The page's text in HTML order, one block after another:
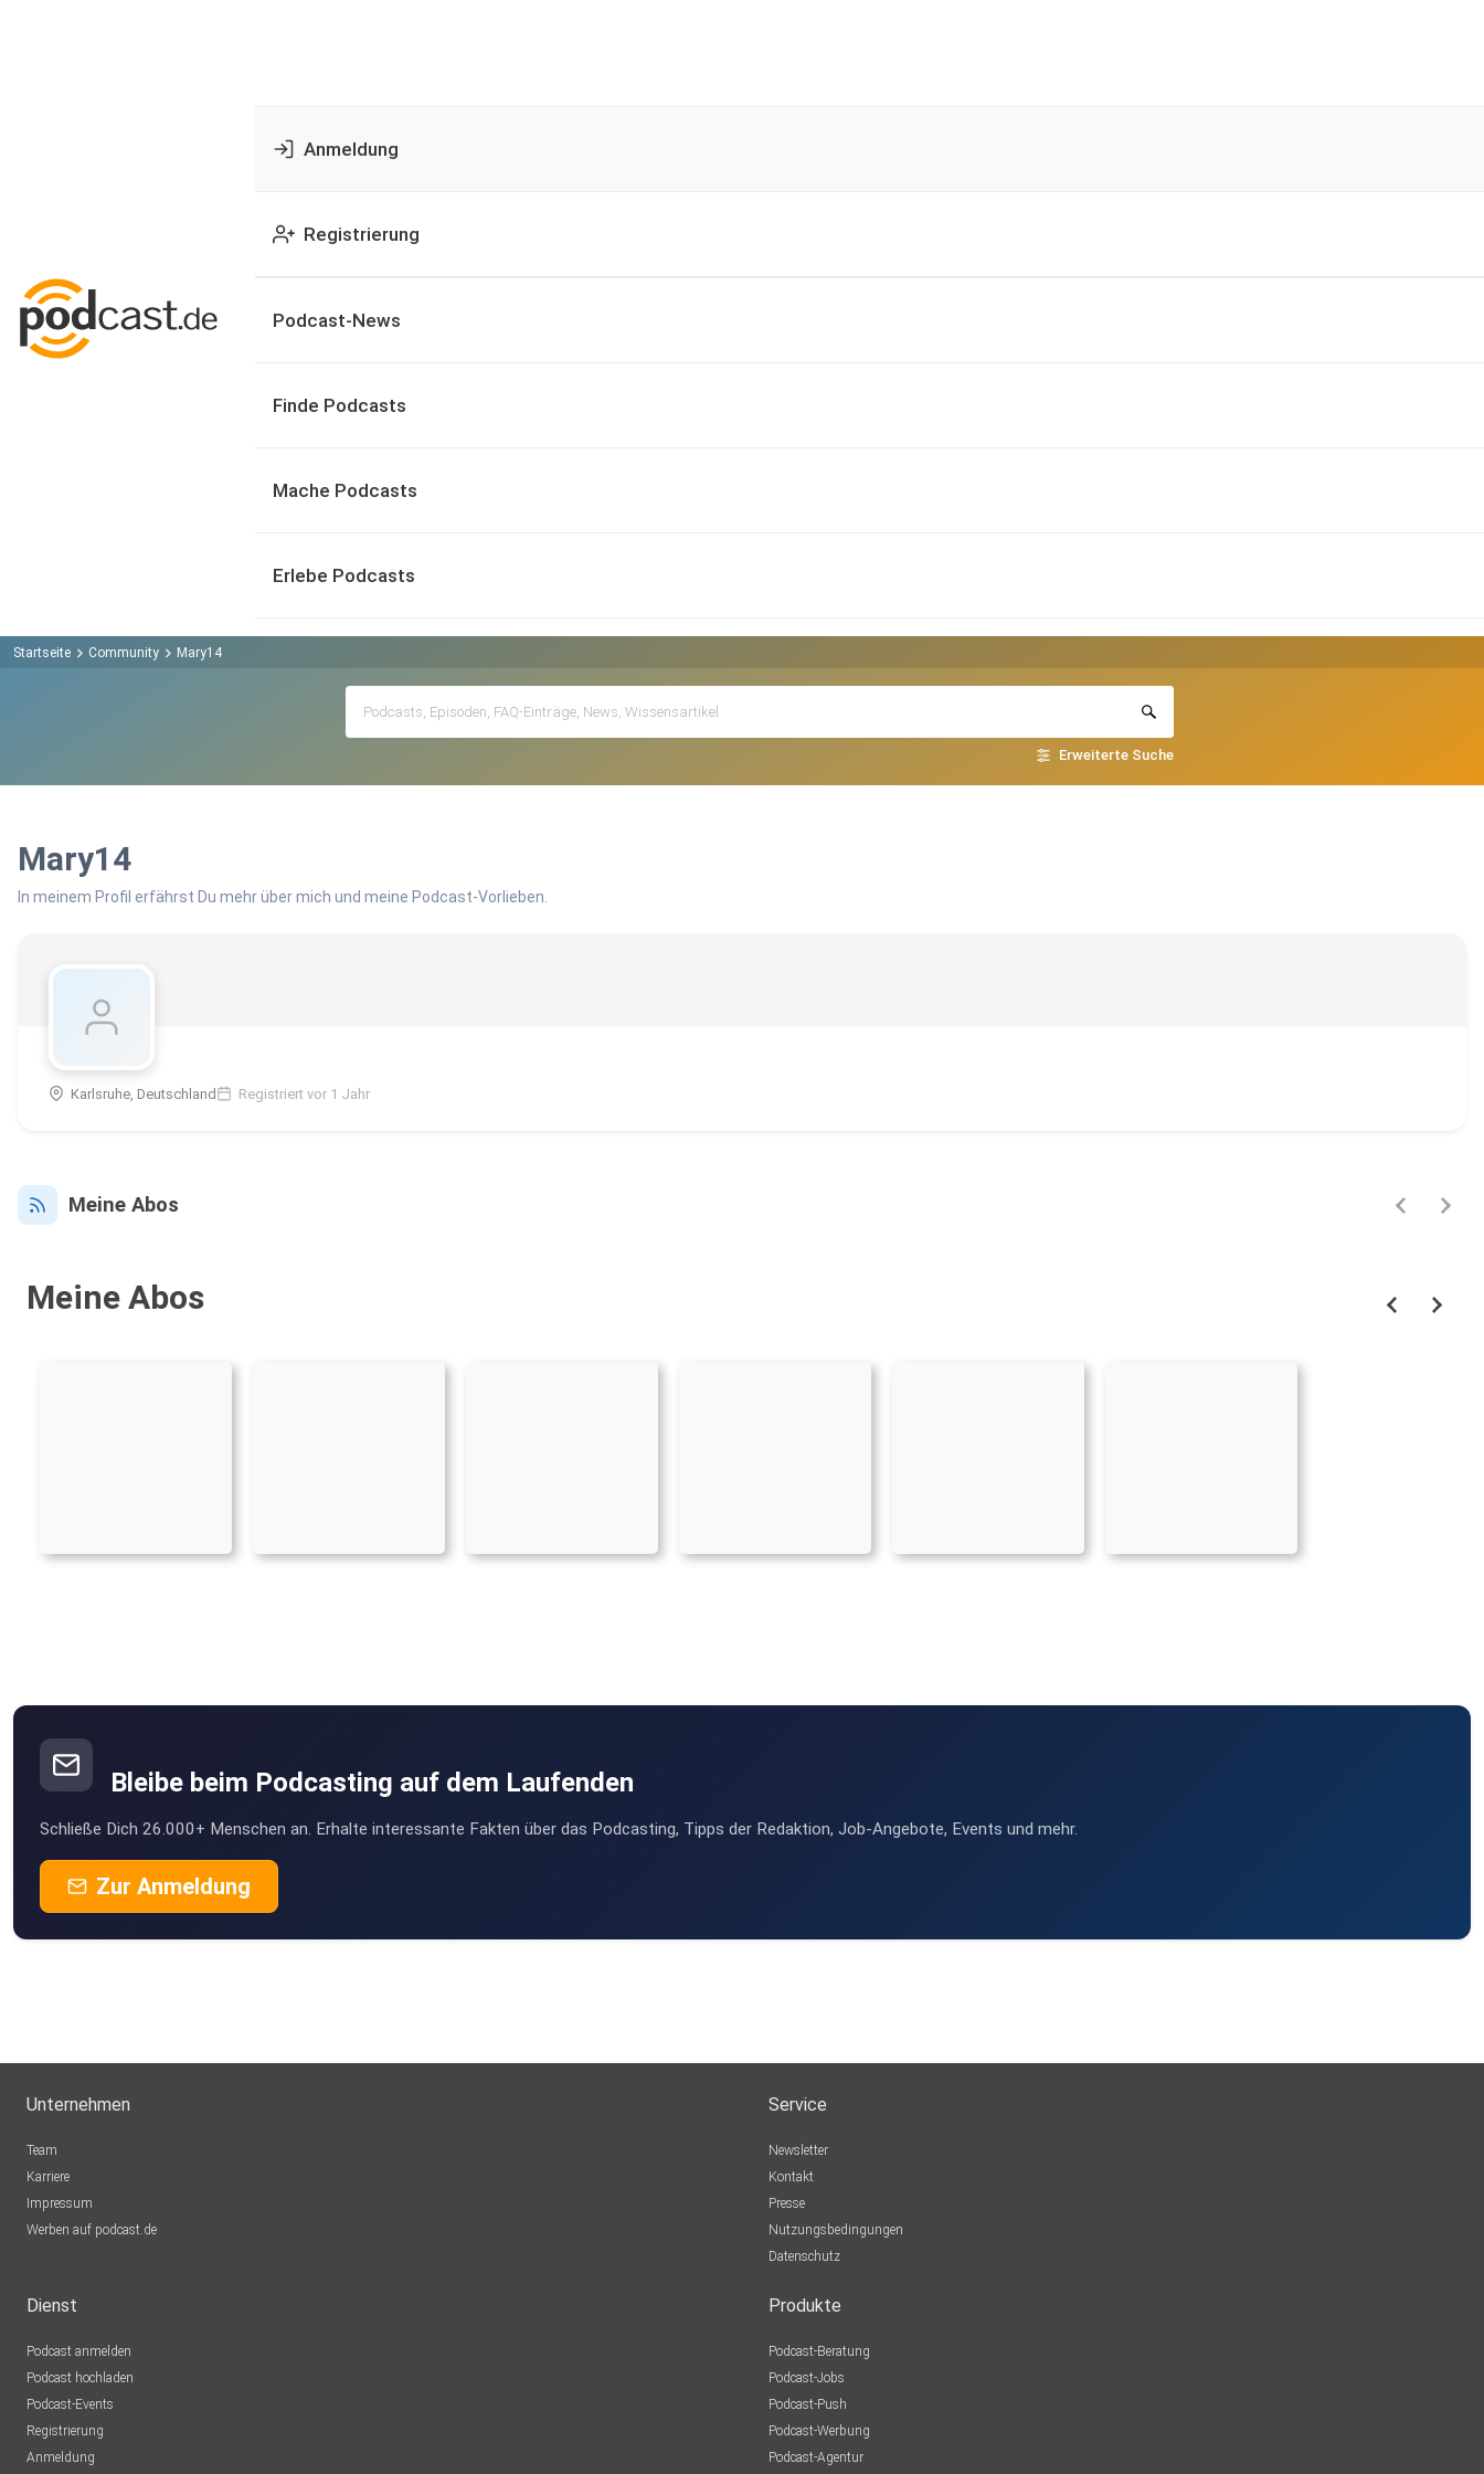
Anmeldung
Registrierung
Podcast-News
Finde Podcasts
Mache Podcasts
Erlebe Podcasts
Startseite Community Mary14
Erweiterte Suche
Mary14
In meinem Profil erfährst Du mehr über mich und meine Podcast-Vorlieben.
Karlsruhe, Deutschland Registriert vor 1 Jahr
Meine Abos
Meine Abos
Bleibe beim Podcasting auf dem Laufenden
Schließe Dich 26.000+ Menschen an. Erhalte interessante Fakten über das Podcasting, Tipps der Redaktion, Job-Angebote, Events und mehr.
Zur Anmeldung
Unternehmen
Team
Karriere
Impressum
Werben auf podcast.de
Service
Newsletter
Kontakt
Presse
Nutzungsbedingungen
Datenschutz
Dienst
Podcast anmelden
Podcast hochladen
Podcast-Events
Registrierung
Anmeldung
Produkte
Podcast-Beratung
Podcast-Jobs
Podcast-Push
Podcast-Werbung
Podcast-Agentur